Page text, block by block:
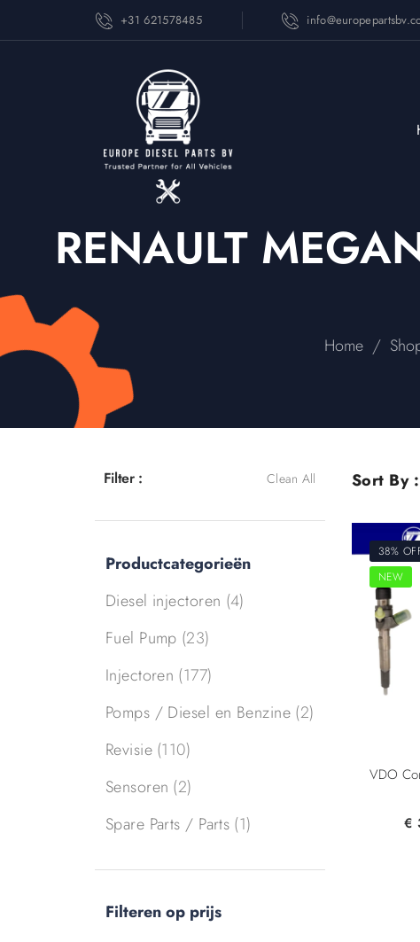
+31 621578485
RENAULT
Home /
Filter : Clean All
Productcategorieën
Diesel injectoren (4)
Fuel Pump (23)
Injectoren (177)
Pomps / Diesel en Benzine (2)
Revisie (110)
Sensoren (2)
Spare Parts / Parts (1)
Filteren op prijs
Sort By :
38%
NEW
€